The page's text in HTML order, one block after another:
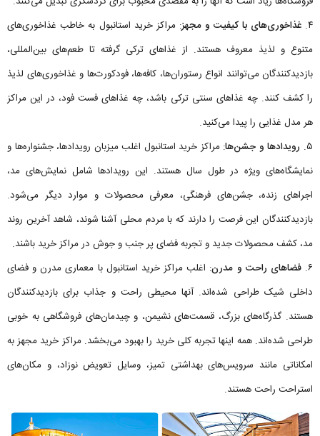
۴. غذاخوری‌های با کیفیت و مجهز: مراکز خرید استانبول به خاطب غذاخوری‌های
متنوع و لذیذ معروف هستند. از غذاهای ترکی گرفته تا طعم‌های بین‌المللی،
بازدیدکنندگان می‌توانند انواع رستوران‌ها، کافه‌ها، فودکورت‌ها و غذاخوری‌های لذیذ
را کشف کنند. چه غذاهای سنتی ترکی باشد، چه غذاهای فست فود، در این مراکز
هر مدل غذایی را پیدا می‌کنید.
۵. رویدادها و جشن‌ها: مراکز خرید استانبول اغلب میزبان رویدادها، جشنواره‌ها و
نمایشگاه‌های ویژه در طول سال هستند. این رویدادها شامل نمایش‌های مد،
اجراهای زنده، جشن‌های فرهنگی، معرفی محصولات و موارد دیگر می‌شود.
بازدیدکنندگان این فرصت را دارند که با مردم محلی آشنا شوند، شاهد آخرین روند
مد، کشف محصولات جدید و تجربه فضای پر جنب و جوش در مراکز خرید باشند.
۶. فضاهای راحت و مدرن: اغلب مراکز خرید استانبول با معماری مدرن و فضای
داخلی شیک طراحی شده‌اند. آنها محیطی راحت و جذاب برای بازدیدکنندگان
هستند. گذرگاه‌های بزرگ، قسمت‌های نشیمن، و چیدمان‌های فروشگاهی به خوبی
طراحی شده‌اند. همه اینها تجربه کلی خرید را بهبود می‌بخشد. مراکز خرید مجهز به
امکاناتی مانند سرویس‌های بهداشتی تمیز، وسایل تعویض نوزاد، و مکان‌های
استراحت راحت هستند.